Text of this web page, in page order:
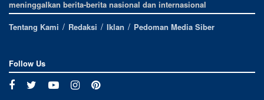
meninggalkan berita-berita nasional dan internasional
Tentang Kami
Redaksi Iklan Pedoman Media Siber
Follow Us